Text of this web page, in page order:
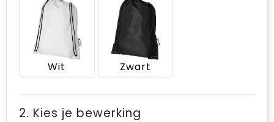
Wit Zwart
2. Kies je bewerking